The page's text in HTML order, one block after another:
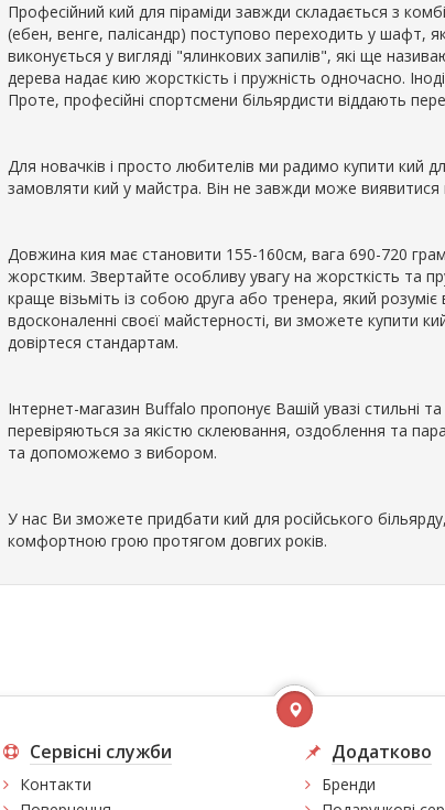
Професійний кий для піраміди завжди складається з
(ебен, венге, палісандр) поступово переходить у шафт,
виконується у вигляді "ялинкових запилів", які ще
дерева надає кию жорсткість і пружність одночасно.
Проте, професійні спортсмени більярдисти віддають
Для новачків і просто любителів ми радимо купити кий
замовляти кий у майстра. Він не завжди може виявитися
Довжина кия має становити 155-160см, вага 690-720
жорстким. Звертайте особливу увагу на жорсткість та
краще візьміть із собою друга або тренера, який
вдосконаленні своєї майстерності, ви зможете купити
довіртеся стандартам.
Інтернет-магазин Buffalo пропонує Вашій увазі стильні та
перевіряються за якістю склеювання, оздоблення та
та допоможемо з вибором.
У нас Ви зможете придбати кий для російського
комфортною грою протягом довгих років.
Сервісні служби
Контакти
Додатково
Бренди